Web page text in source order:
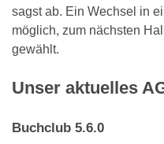
sagst ab. Ein Wechsel in
möglich, zum nächsten
gewählt.
Unser aktuelles
Buchclub 5.6.0